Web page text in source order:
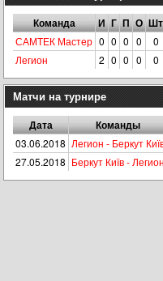
Команда И Г П О Шт
САМТЕК Мастер 0 0 0 0
0
Легион
2 0 0 0 0
Матчи на турнире
Дата Команды
03.06.2018 Легион - Беркут
27.05.2018 Беркут Київ - Легион